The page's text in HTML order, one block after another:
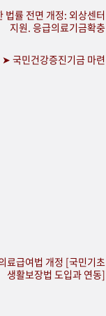
률 전면 개정: 외상센터
지원. 응급의료기금확충
➤ 국민건강증진기금 마련
료급여법 개정 [국민기초
생활보장법 도입과 연동]